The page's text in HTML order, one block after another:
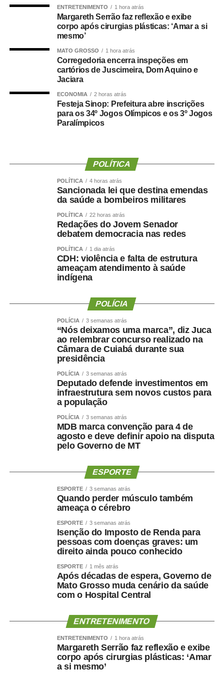
significa garantir acesso mais rápido à internação,
desafogar as unidades de pronto atendimento e oferecer
um cuidado mais resolutivo à população. Nosso
com planejamento, investimentos e ampliação da
capacidade assistencial”, afirmou.
Liderança nas internações em enfermaria
O desempenho do HMC torna-se ainda mais expressivo
quando analisadas apenas as internações em
enfermaria. Nos dois meses avaliados, a unidade
recebeu 638 pacientes — 335 em maio e 303 em junho
Nas admissões em Unidade de Terapia Intensiva (UTI), a
maior demanda foi absorvida pelo Hospital Municipal São
Benedito (HMSB) e pelo Hospital e Pronto-Socorro
Municipal de Cuiabá (HPSMC), responsáveis por 27,3%
e 24,9% das vagas, respectivamente. O HMC respondeu
por 8% das internações em terapia intensiva, reforçando
sua vocação como principal retaguarda para leitos de
Além do HMC, o HPSMC e o HMSB receberam 170 e
164 pacientes regulados, respectivamente. Outro
destaque foi o Hospital Estadual de Câncer, que registrou
crescimento superior a 200% nas transferências entre
maio e junho, passando de 25 para 79 pacientes.
Gestão destaca eficiência e qualidade da assistência
A diretora-geral da Empresa Cuiabana de Saúde Pública,
Kelluby de Oliveira, atribuiu os resultados ao trabalho
integrado das equipes e ao fortalecimento da gestão
“O protagonismo do HMC é resultado do empenho diário
de equipes multiprofissionais altamente qualificadas e de
uma gestão comprometida com a eficiência e a
humanização da assistência. Além de sermos referência
em urgência, emergência, politrauma e tratamento de
queimados, temos ampliado a oferta de cirurgias eletivas
e procedimentos especializados, garantindo mais acesso
e qualidade no atendimento prestado aos usuários do
Hospital amplia serviços especializados
Referência estadual em urgência, emergência,
politrauma, traumato-ortopedia e tratamento de
queimados, por meio do Centro de Tratamento de
Queimados (CTQ), o HMC funciona em regime de portas
abertas para atendimentos de urgência e emergência.
Hospital Dia, centros cirúrgicos, salas de medicação e
decisão médica, seis leitos destinados à saúde mental e
estrutura completa para assistência ambulatorial e
Nos últimos meses, o hospital também ampliou a oferta
iniciou um mutirão de cirurgias de vesícula por
videolaparoscopia, com previsão de 30 procedimentos
para reduzir a fila de espera do Sistema Único de Saúde
ENTRETENIMENTO 1 hora atrás
Margareth Serrão faz reflexão e exibe
corpo após cirurgias plásticas: ‘Amar a si
mesmo’
MATO GROSSO 1 hora atrás
Corregedoria encerra inspeções em
cartórios de Juscimeira, Dom Aquino e
Jaciara
ECONOMIA 2 horas atrás
Festeja Sinop: Prefeitura abre inscrições
para os 34º Jogos Olímpicos e os 3º Jogos
Paralímpicos
POLÍTICA
POLÍTICA 4 horas atrás
Sancionada lei que destina emendas
da saúde a bombeiros militares
POLÍTICA 22 horas atrás
Redações do Jovem Senador
debatem democracia nas redes
POLÍTICA 1 dia atrás
CDH: violência e falta de estrutura
ameaçam atendimento à saúde
indígena
POLÍCIA
POLÍCIA 3 semanas atrás
“Nós deixamos uma marca”, diz Juca
ao relembrar concurso realizado na
Câmara de Cuiabá durante sua
presidência
POLÍCIA 3 semanas atrás
Deputado defende investimentos em
infraestrutura sem novos custos para
a população
POLÍCIA 3 semanas atrás
MDB marca convenção para 4 de
agosto e deve definir apoio na disputa
pelo Governo de MT
ESPORTE
ESPORTE 3 semanas atrás
Quando perder músculo também
ameaça o cérebro
ESPORTE 3 semanas atrás
Isenção do Imposto de Renda para
pessoas com doenças graves: um
direito ainda pouco conhecido
ESPORTE 1 mês atrás
Após décadas de espera, Governo de
Mato Grosso muda cenário da saúde
com o Hospital Central
ENTRETENIMENTO
ENTRETENIMENTO 1 hora atrás
Margareth Serrão faz reflexão e exibe
corpo após cirurgias plásticas: ‘Amar
a si mesmo’